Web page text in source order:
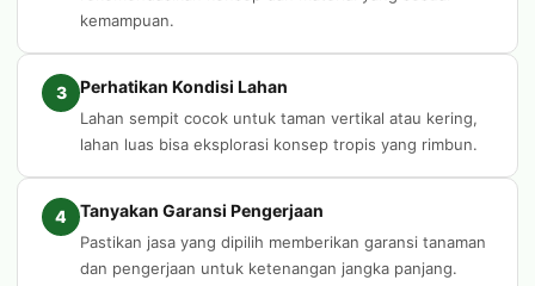
kemampuan.
3 Perhatikan Kondisi Lahan
Lahan sempit cocok untuk taman vertikal atau kering,
lahan luas bisa eksplorasi konsep tropis yang rimbun.
4 Tanyakan Garansi Pengerjaan
Pastikan jasa yang dipilih memberikan garansi tanaman
dan pengerjaan untuk ketenangan jangka panjang.